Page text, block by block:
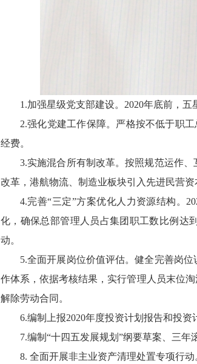
1.加强星级党支部建设。2020年底前，
2.强化党建工作保障。严格按不低于职
经费。
3.实施混合所有制改革。按照规范运作
改革，港航物流、制造业板块引入先进民营
4.完善“三定”方案优化人力资源结构。
化，确保总部管理人员占集团职工数比例达
动。
5.全面开展岗位价值评估。健全完善岗
作体系，依据考核结果，实行管理人员末位
解除劳动合同。
6.编制上报2020年度投资计划报告和投资
7.编制“十四五发展规划”纲要草案、三年
8. 全面开展非主业资产清理处置专项行动